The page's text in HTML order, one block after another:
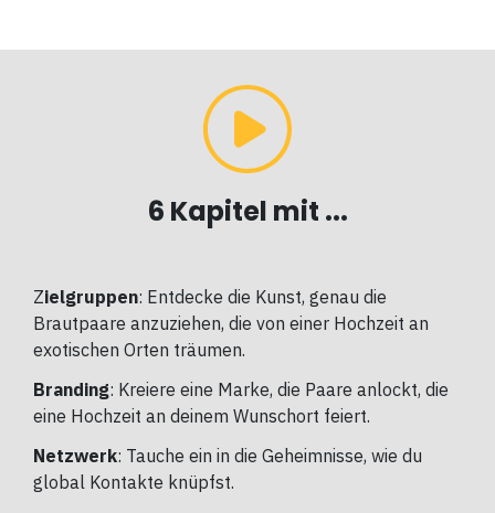
6 Kapitel mit ...
Zielgruppen: Entdecke die Kunst, genau die
Brautpaare anzuziehen, die von einer Hochzeit an
exotischen Orten träumen.
Branding: Kreiere eine Marke, die Paare anlockt, die
eine Hochzeit an deinem Wunschort feiert.
Netzwerk: Tauche ein in die Geheimnisse, wie du
global Kontakte knüpfst.